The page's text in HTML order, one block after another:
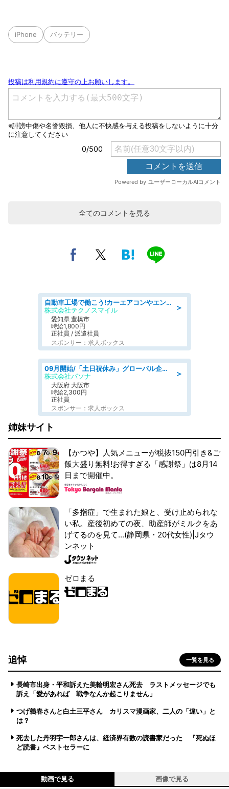
iPhone バッテリー
全てのコメントを見る
＞
自動車工場で働こう!カーエアコンやエンジンの製造・加工業務/寮完備 denso aichi
株式会社テクノスマイル
愛知県 豊橋市
時給1,800円
正社員 / 派遣社員
スポンサー：求人ボックス
＞
09月開始/「土日祝休み」グローバル企業での産業保健のお仕事/保健師/高時給/残業なし/服装自由
株式会社パソナ
大阪府 大阪市
時給2,300円
正社員
スポンサー：求人ボックス
姉妹サイト
【かつや】人気メニューが税抜150円引き&ご
飯大盛り無料!お得すぎる「感謝祭」は8月14
日まで開催中。
「多指症」で生まれた娘と、受け止められな
い私。産後初めての夜、助産師がミルクをあ
げてるのを見て...(静岡県・20代女性)|Jタウ
ンネット
ゼロまる
追悼 一覧を見る
長崎市出身・平和訴えた美輪明宏さん死去 ラストメッセージでも
訴え「愛があれば 戦争なんか起こりません」
つげ義春さんと白土三平さん カリスマ漫画家、二人の「違い」と
は？
死去した丹羽宇一郎さんは、経済界有数の読書家だった 『死ぬほ
ど読書』ベストセラーに
動画で見る 画像で見る